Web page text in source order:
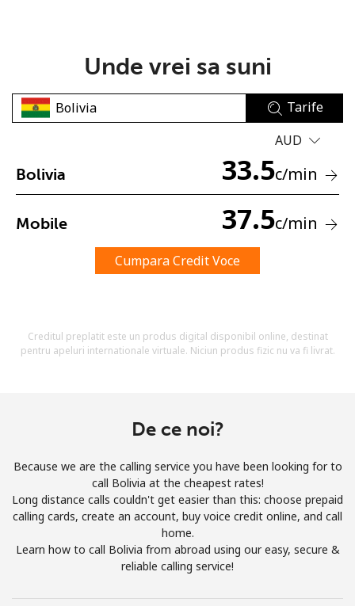
Lipsa parola
Minim 8 litere
Un simbol/litera speciala
Prin deschiderea unui cont pe acest site, sunt de acord cu
Inregistreaza-te
Unde vrei sa suni
Tarife
AUD
Bolivia 33.5c/min
Mobile 37.5c/min
Cumpara Credit Voce
Creditul preplatit este un produs digital disponibil online, destinat
pentru apeluri internationale virtuale. Niciun produs fizic nu va fi livrat.
De ce noi?
Because we are the calling service you have been looking for to
call Bolivia at the cheapest rates!
Long distance calls couldn't get easier than this: choose prepaid
calling cards, create an account, buy voice credit online, and call
home.
Learn how to call Bolivia from abroad using our easy, secure &
reliable calling service!